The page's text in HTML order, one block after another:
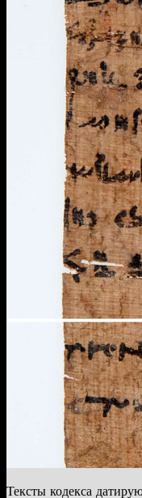
Тексты кодекса